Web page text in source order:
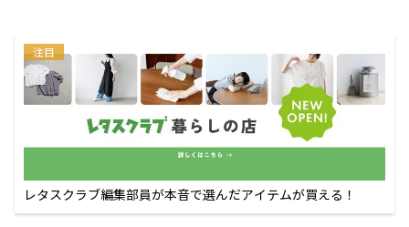
注目
レタスクラブ編集部員が本音で選んだアイテムが買える！